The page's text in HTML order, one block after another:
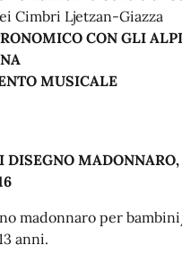
Cimbri Ljetzan-Giazza
CON GLI
MUSICALE
DISEGNO
madonnaro per
anni.